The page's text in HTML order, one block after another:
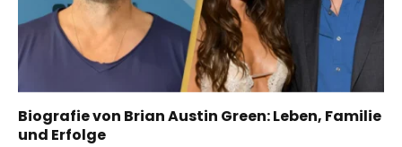
Biografie von Brian Austin Green: Leben, Familie
und Erfolge